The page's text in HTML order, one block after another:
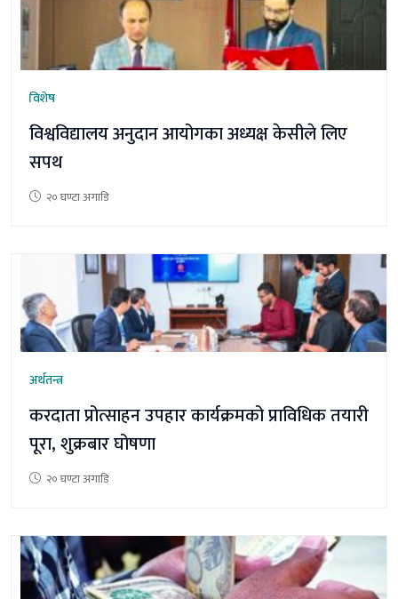
विशेष
विश्वविद्यालय अनुदान आयोगका अध्यक्ष केसीले लिए
सपथ
२० घण्टा अगाडि
अर्थतन्त्र
करदाता प्रोत्साहन उपहार कार्यक्रमको प्राविधिक तयारी
पूरा, शुक्रबार घोषणा
२० घण्टा अगाडि